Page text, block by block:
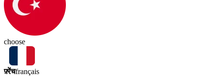
choose
फ़्रेंचfrançais